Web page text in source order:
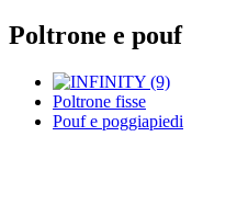
Poltrone e pouf
Poltrone fisse
Pouf e poggiapiedi